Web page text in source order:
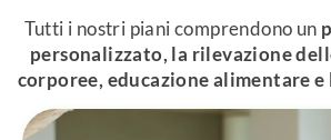
Tutti i nostri piani comprendono un
personalizzato, la rilevazione
corporee, educazione alimentare